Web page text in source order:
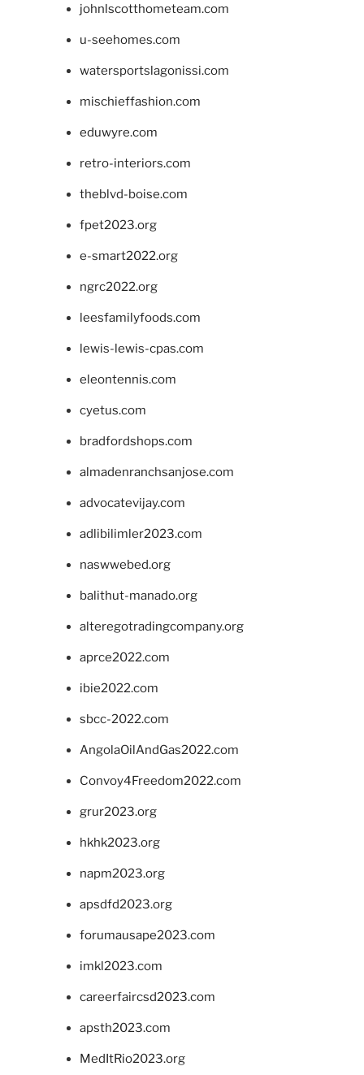
johnlscotthometeam.com
u-seehomes.com
watersportslagonissi.com
mischieffashion.com
eduwyre.com
retro-interiors.com
theblvd-boise.com
fpet2023.org
e-smart2022.org
ngrc2022.org
leesfamilyfoods.com
lewis-lewis-cpas.com
eleontennis.com
cyetus.com
bradfordshops.com
almadenranchsanjose.com
advocatevijay.com
adlibilimler2023.com
naswwebed.org
balithut-manado.org
alteregotradingcompany.org
aprce2022.com
ibie2022.com
sbcc-2022.com
AngolaOilAndGas2022.com
Convoy4Freedom2022.com
grur2023.org
hkhk2023.org
napm2023.org
apsdfd2023.org
forumausape2023.com
imkl2023.com
careerfaircsd2023.com
apsth2023.com
MedItRio2023.org